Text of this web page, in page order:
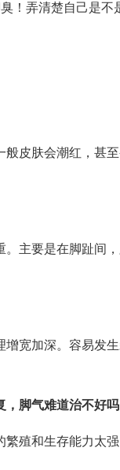
！弄清楚自己是不
肤会潮红，甚至
要是在脚趾间，
加深。容易发生
脚气难道治不好吗
殖和生存能力太强